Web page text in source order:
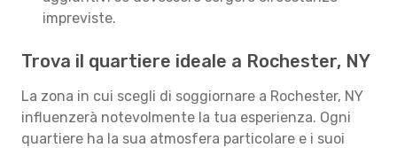
impreviste.
Trova il quartiere ideale a Rochester, NY
La zona in cui scegli di soggiornare a Rochester, NY
influenzerà notevolmente la tua esperienza. Ogni
quartiere ha la sua atmosfera particolare e i suoi